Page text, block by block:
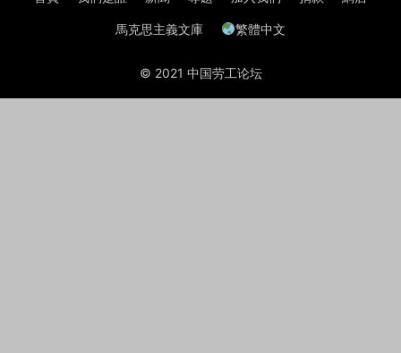
馬克思主義文庫 繁體中文
© 2021 中国劳工论坛